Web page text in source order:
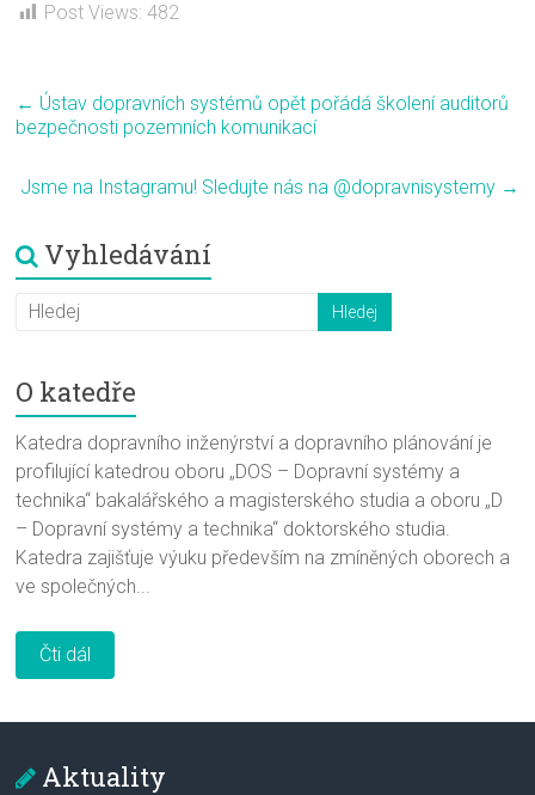
Post Views: 482
← Ústav dopravních systémů opět pořádá školení auditorů
bezpečnosti pozemních komunikací
Jsme na Instagramu! Sledujte nás na @dopravnisystemy →
Vyhledávání
O katedře
Katedra dopravního inženýrství a dopravního plánování je
profilující katedrou oboru „DOS – Dopravní systémy a
technika“ bakalářského a magisterského studia a oboru „D
– Dopravní systémy a technika“ doktorského studia.
Katedra zajišťuje výuku především na zmíněných oborech a
ve společných...
Čti dál
Aktuality